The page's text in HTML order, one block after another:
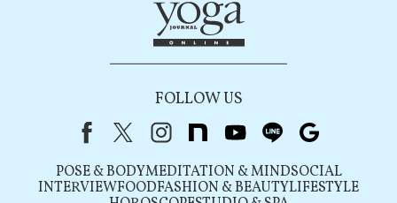
FOLLOW US
FacebookX（旧Twitter）
instagram
note youtubeline
POSE & BODYMEDITATION & MINDSOCIAL
INTERVIEWFOODFASHION & BEAUTYLIFESTYLE